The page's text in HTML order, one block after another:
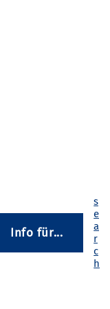
Info für...